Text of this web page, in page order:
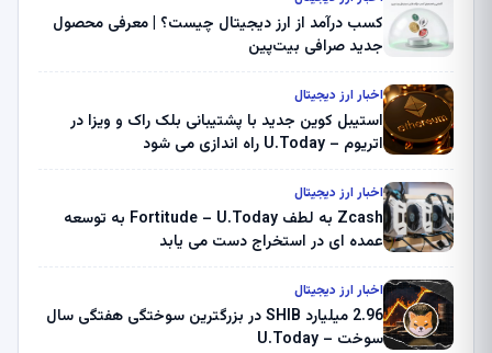
کسب درآمد از ارز دیجیتال چیست؟ | معرفی محصول
جدید صرافی بیت‌پین
اخبار ارز دیجیتال
استیبل کوین جدید با پشتیبانی بلک راک و ویزا در
اتریوم – U.Today راه اندازی می شود
اخبار ارز دیجیتال
Zcash به لطف Fortitude – U.Today به توسعه
عمده ای در استخراج دست می یابد
اخبار ارز دیجیتال
2.96 میلیارد SHIB در بزرگترین سوختگی هفتگی سال
سوخت – U.Today